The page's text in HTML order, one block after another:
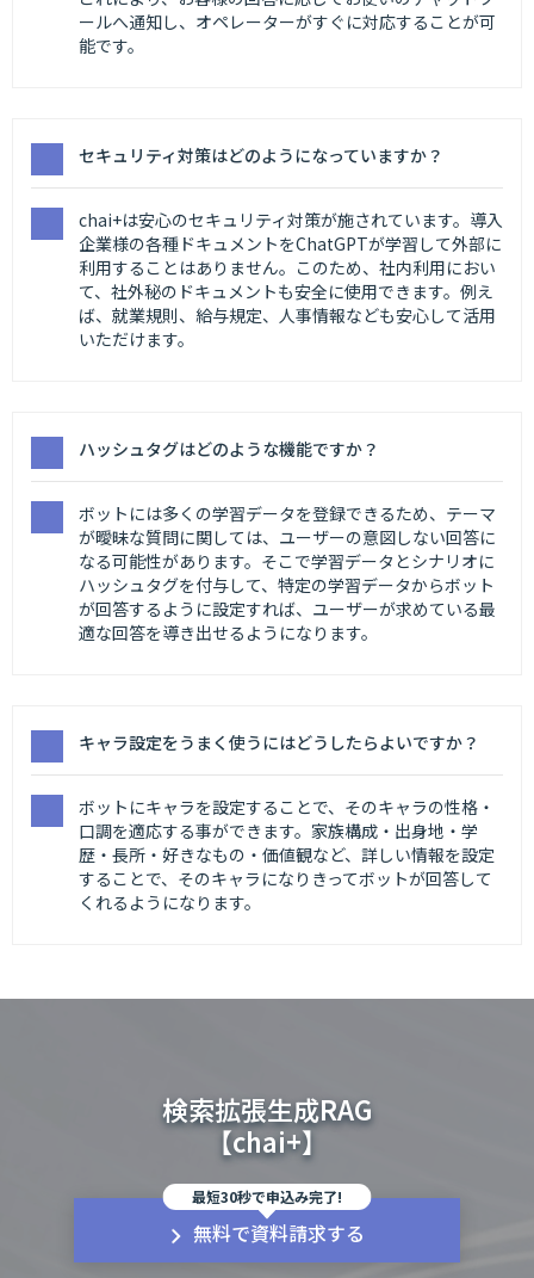
ールへ通知し、オペレーターがすぐに対応することが可
能です。
セキュリティ対策はどのようになっていますか？
chai+は安心のセキュリティ対策が施されています。導入
企業様の各種ドキュメントをChatGPTが学習して外部に
利用することはありません。このため、社内利用におい
て、社外秘のドキュメントも安全に使用できます。例え
ば、就業規則、給与規定、人事情報なども安心して活用
いただけます。
ハッシュタグはどのような機能ですか？
ボットには多くの学習データを登録できるため、テーマ
が曖昧な質問に関しては、ユーザーの意図しない回答に
なる可能性があります。そこで学習データとシナリオに
ハッシュタグを付与して、特定の学習データからボット
が回答するように設定すれば、ユーザーが求めている最
適な回答を導き出せるようになります。
キャラ設定をうまく使うにはどうしたらよいですか？
ボットにキャラを設定することで、そのキャラの性格・
口調を適応する事ができます。家族構成・出身地・学
歴・長所・好きなもの・価値観など、詳しい情報を設定
することで、そのキャラになりきってボットが回答して
くれるようになります。
検索拡張生成RAG
【chai+】
最短30秒で申込み完了!
無料で資料請求する